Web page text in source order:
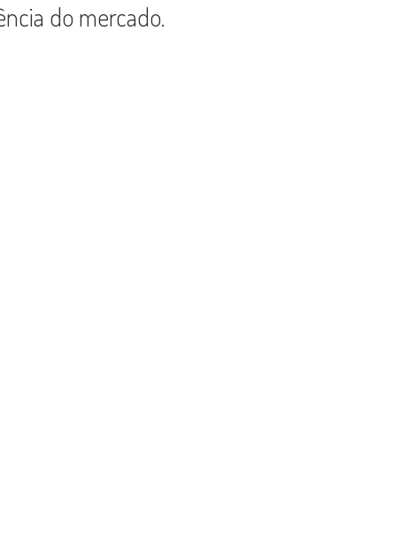
do mercado.